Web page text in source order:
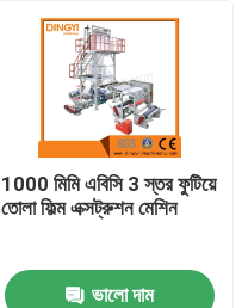
1000 মিমি এবিসি 3 স্তর ফুটিয়ে
তোলা ফিল্ম এক্সট্রুশন মেশিন
ভালো দাম